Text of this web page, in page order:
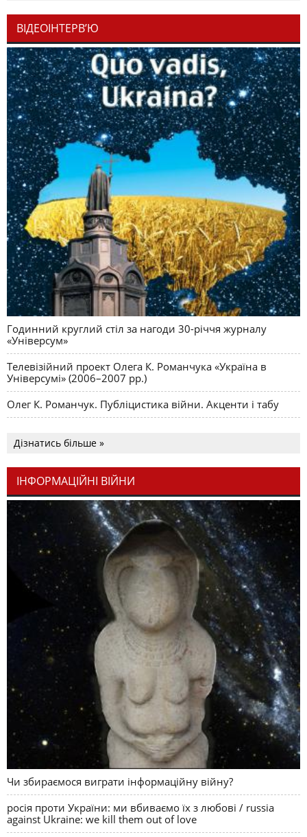
ВІДЕОІНТЕРВ’Ю
Годинний круглий стіл за нагоди 30-річчя журналу
«Універсум»
Телевізійний проект Олега К. Романчука «Україна в
Універсумі» (2006–2007 рр.)
Олег К. Романчук. Публіцистика війни. Акценти і табу
Дізнатись більше »
ІНФОРМАЦІЙНІ ВІЙНИ
Чи збираємося виграти інформаційну війну?
росія проти України: ми вбиваємо їх з любові / russia
against Ukraine: we kill them out of love